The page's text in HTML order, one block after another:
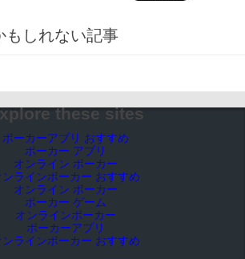
もしれない記事
these sites
ポーカーアプリ おすすめ
ポーカー アプリ
オンライン ポーカー
ンラインポーカー おすすめ
オンライン ポーカー
ポーカー ゲーム
オンラインポーカー
ポーカーアプリ
ンラインポーカー おすすめ